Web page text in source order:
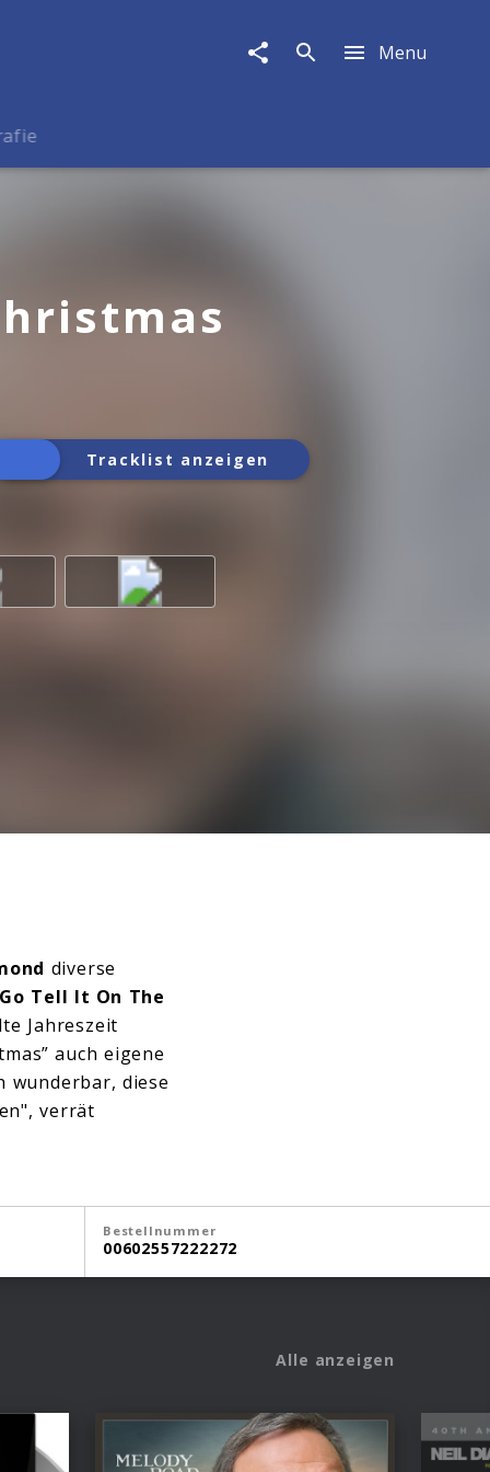
Menu
Tracklist anzeigen
diverse
Go Tell It On The
Jahreszeit
auch eigene
wunderbar, diese
verrät
Bestellnummer
00602557222272
Alle anzeigen